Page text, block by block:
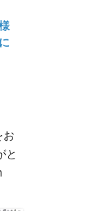
お
と